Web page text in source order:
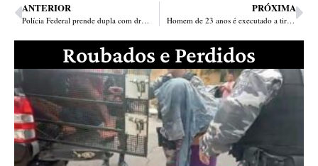
ANTERIOR
Polícia Federal prende dupla com drogas e munições na zona Sul
PRÓXIMA
Homem de 23 anos é executado a tiros ao deixar bar na zona Norte
Roubados e Perdidos